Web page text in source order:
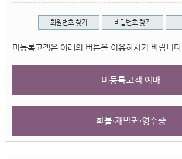
회원번호 찾기 비밀번호 찾기
미등록고객은 아래의 버튼을 이용하시기 바랍니다.
미등록고객 예매
환불·재발권·영수증